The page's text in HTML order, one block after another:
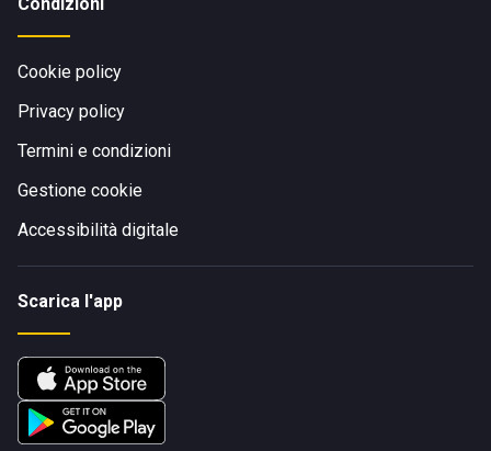
Cookie policy
Privacy policy
Termini e condizioni
Gestione cookie
Accessibilità digitale
Scarica l'app